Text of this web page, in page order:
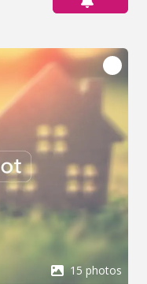
15 photos